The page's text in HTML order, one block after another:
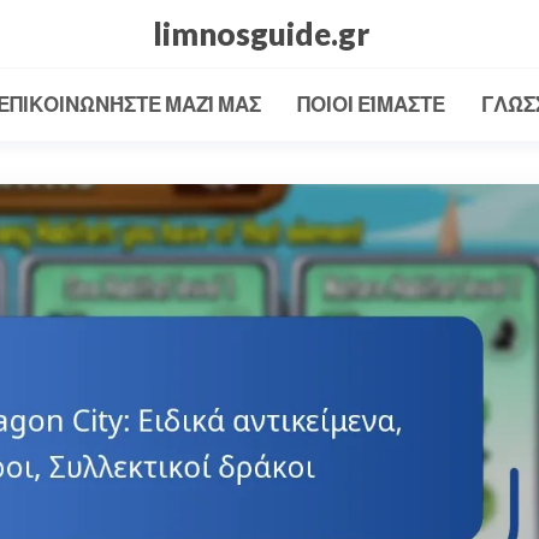
limnosguide.gr
ΜΑΖΊ ΜΑΣ ΠΟΙΟΙ ΕΊΜΑΣΤΕ